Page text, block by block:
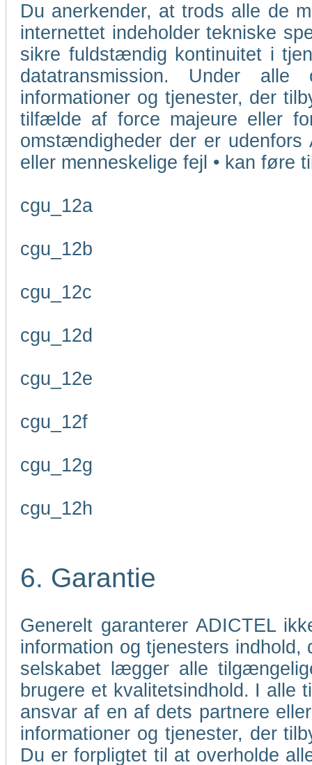
Du anerkender, at trods alle de
internettet indeholder tekniske
sikre fuldstændig kontinuitet i
datatransmission. Under
informationer og tjenester, der
tilfælde af force majeure eller
omstændigheder der er udenfors
eller menneskelige fejl • kan føre
cgu_12a
cgu_12b
cgu_12c
cgu_12d
cgu_12e
cgu_12f
cgu_12g
cgu_12h
6. Garantie
Generelt garanterer ADICTEL
information og tjenesters
selskabet lægger alle
brugere et kvalitetsindhold. I alle
ansvar af en af dets partnere
informationer og tjenester, der
Du er forpligtet til at overholde